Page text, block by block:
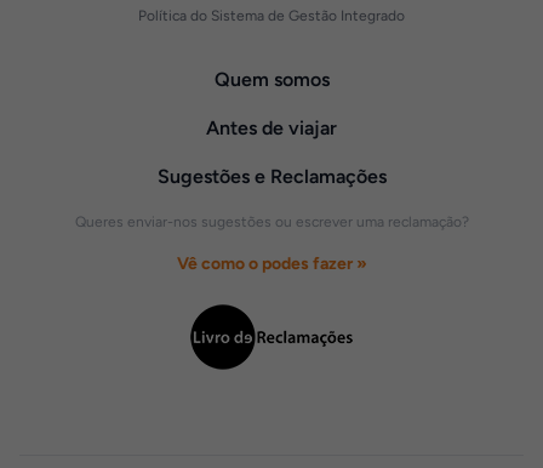
Política do Sistema de Gestão Integrado
Quem somos
Antes de viajar
Sugestões e Reclamações
Queres enviar-nos sugestões ou escrever uma reclamação?
Vê como o podes fazer »